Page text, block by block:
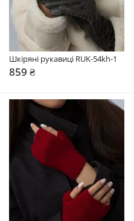
Шкіряні рукавиці RUK-54kh-1
859 ₴